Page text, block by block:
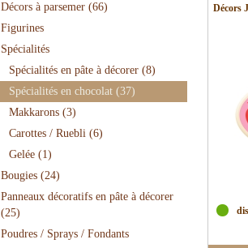
Décors à parsemer (66)
Figurines
Spécialités
Spécialités en pâte à décorer (8)
Spécialités en chocolat (37)
Makkarons (3)
Carottes / Ruebli (6)
Gelée (1)
Bougies (24)
Panneaux décoratifs en pâte à décorer
(25)
Poudres / Sprays / Fondants
Décors